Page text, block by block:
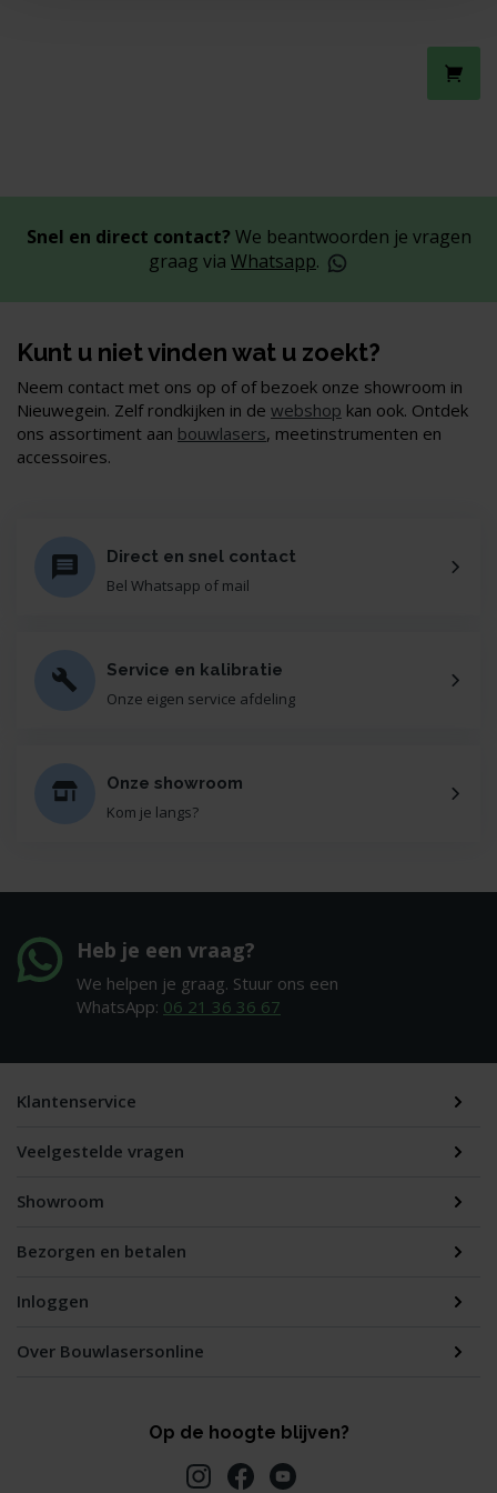
Snel en direct contact? We beantwoorden je vragen
graag via Whatsapp.
Kunt u niet vinden wat u zoekt?
Neem contact met ons op of of bezoek onze showroom in
Nieuwegein. Zelf rondkijken in de webshop kan ook. Ontdek
ons assortiment aan bouwlasers, meetinstrumenten en
accessoires.
Direct en snel contact
Bel Whatsapp of mail
Service en kalibratie
Onze eigen service afdeling
Onze showroom
Kom je langs?
Heb je een vraag?
We helpen je graag. Stuur ons een
WhatsApp: 06 21 36 36 67
Klantenservice
Veelgestelde vragen
Showroom
Bezorgen en betalen
Inloggen
Over Bouwlasersonline
Op de hoogte blijven?